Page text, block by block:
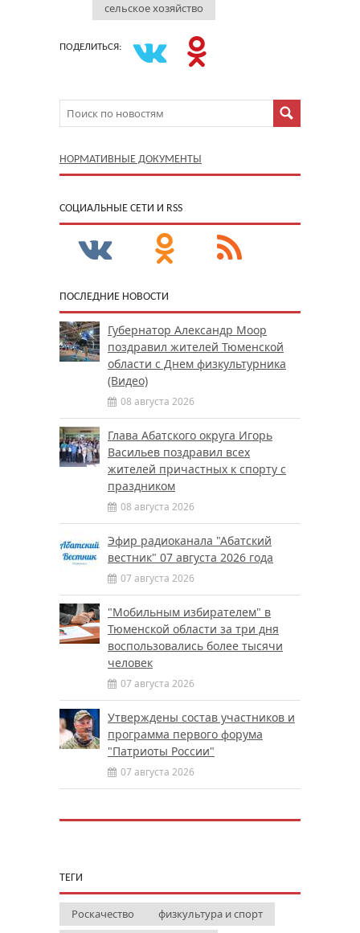
сельское хозяйство
ПОДЕЛИТЬСЯ:
НОРМАТИВНЫЕ ДОКУМЕНТЫ
CОЦИАЛЬНЫЕ СЕТИ И RSS
ПОСЛЕДНИЕ НОВОСТИ
Губернатор Александр Моор
поздравил жителей Тюменской
области с Днем физкультурника
(Видео)
08 августа 2026
Глава Абатского округа Игорь
Васильев поздравил всех
жителей причастных к спорту с
праздником
08 августа 2026
Эфир радиоканала "Абатский
вестник" 07 августа 2026 года
07 августа 2026
"Мобильным избирателем" в
Тюменской области за три дня
воспользовались более тысячи
человек
07 августа 2026
Утверждены состав участников и
программа первого форума
"Патриоты России"
07 августа 2026
ТЕГИ
Роскачество
физкультура и спорт